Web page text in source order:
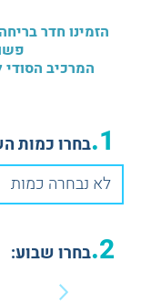
המרכיב
1. בחרו כמות
לא נבחרה כמות
2. בחרו שבוע: